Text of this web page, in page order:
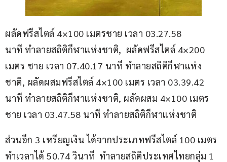
ผลัดฟรีสไตล์ 4×100 เมตรชาย เวลา 03.27.58
นาที ทำลายสถิติกีฬาแห่งชาติ,  ผลัดฟรีสไตล์ 4×200
เมตร ชาย เวลา 07.40.17 นาที ทำลายสถิติกีฬาแห่ง
ชาติ, ผลัดผสมฟรีสไตล์ 4×100 เมตร เวลา 03.39.42
นาที ทำลายสถิติกีฬาแห่งชาติ, ผลัดผสม 4×100 เมตร
ชาย เวลา 03.47.58 นาที ทำลายสถิติกีฬาแห่งชาติ
ส่วนอีก 3 เหรียญเงิน ได้จากประเภทฟรีสไตล์ 100 เมตร
ทำเวลาได้ 50.74 วินาที  ทำลายสถิติประเทศไทยกลุ่ม 1